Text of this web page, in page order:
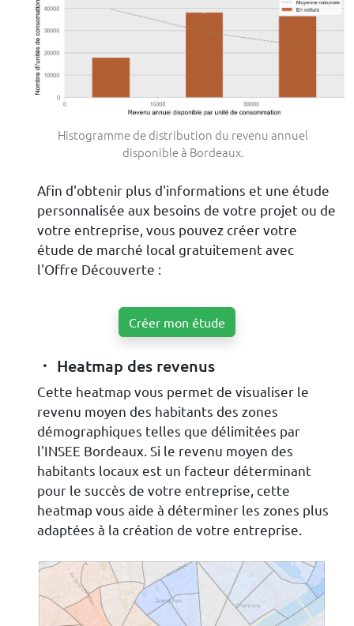
Histogramme de distribution du revenu annuel
disponible à Bordeaux.
Afin d'obtenir plus d'informations et une étude
personnalisée aux besoins de votre projet ou de
votre entreprise, vous pouvez créer votre
étude de marché local gratuitement avec
l'Offre Découverte :
Créer mon étude
Heatmap des revenus
Cette heatmap vous permet de visualiser le
revenu moyen des habitants des zones
démographiques telles que délimitées par
l'INSEE Bordeaux. Si le revenu moyen des
habitants locaux est un facteur déterminant
pour le succès de votre entreprise, cette
heatmap vous aide à déterminer les zones plus
adaptées à la création de votre entreprise.